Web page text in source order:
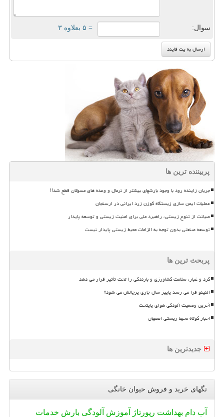
سوال: = ۵ بعلاوه ۳
پربیننده ترین ها
جریان زاینده رود با وجود بارشهای بیشتر از نرمال و وعده های مسؤلان قطع شد!!
عملیات ایمن سازی زیستگاه گوزن زرد ایرانی در ارسنجان
صیانت از تنوع زیستی، راهبرد ملی برای امنیت زیستی و توسعه پایدار
توسعه صنعتی بدون توجه به الزامات محیط زیستی پایدار نیست
پربحث ترین ها
گرد و غبار، سلامت کشاورزی و بارندگی را تحت تأثیر قرار می دهد
النینو فرا می رسد پاییز سال جاری پرچالش می شود؟
آخرین وضعیت آلودگی هوای پایتخت
اخبار کوتاه محیط زیستی اصفهان
جدیدترین ها
تگهای خرید و فروش حیوان خانگی
آب دام بهداشت رپورتاژ آموزش آلودگی بارش خدمات